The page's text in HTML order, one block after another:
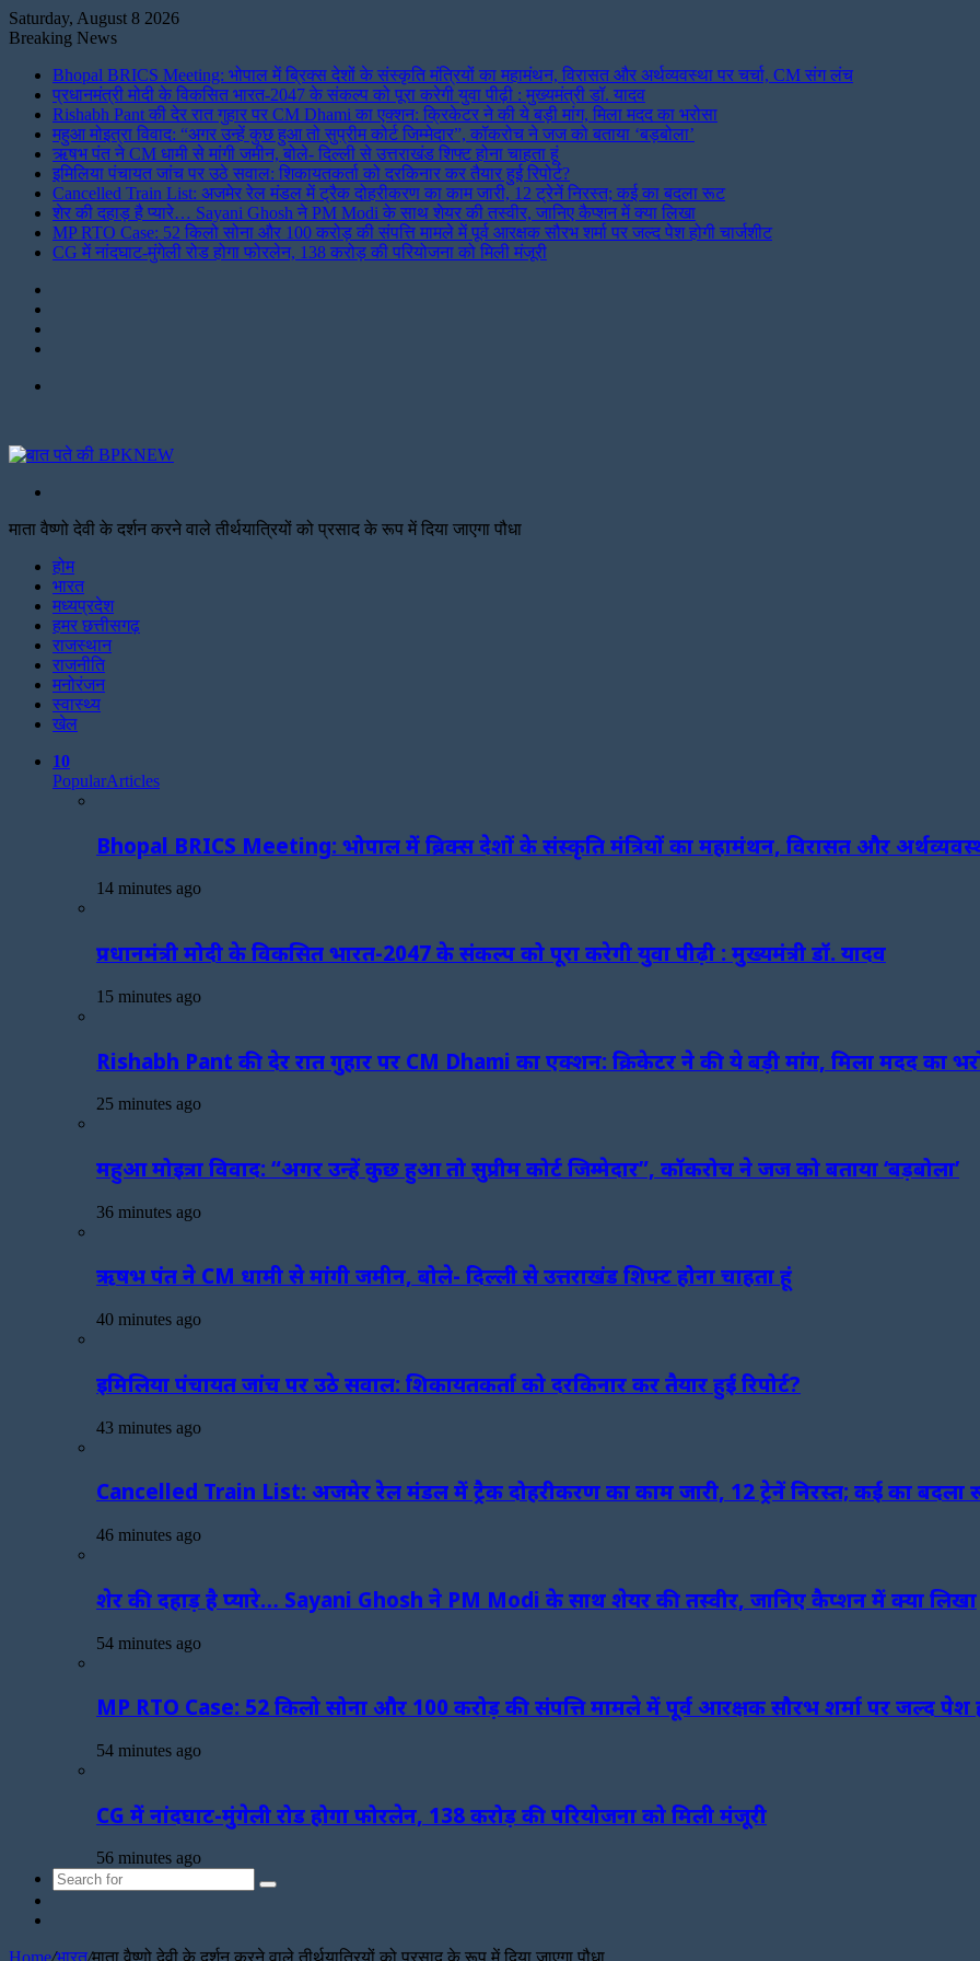
Saturday, August 8 2026
Breaking News
Bhopal BRICS Meeting: भोपाल में ब्रिक्स देशों के संस्कृति मंत्रियों का महामंथन, विरासत और अर्थव्यवस्था पर चर्चा, CM संग लंच
प्रधानमंत्री मोदी के विकसित भारत-2047 के संकल्प को पूरा करेगी युवा पीढ़ी : मुख्यमंत्री डॉ. यादव
Rishabh Pant की देर रात गुहार पर CM Dhami का एक्शन: क्रिकेटर ने की ये बड़ी मांग, मिला मदद का भरोसा
महुआ मोइत्रा विवाद: “अगर उन्हें कुछ हुआ तो सुप्रीम कोर्ट जिम्मेदार”, कॉकरोच ने जज को बताया ‘बड़बोला’
ऋषभ पंत ने CM धामी से मांगी जमीन, बोले- दिल्ली से उत्तराखंड शिफ्ट होना चाहता हूं
इमिलिया पंचायत जांच पर उठे सवाल: शिकायतकर्ता को दरकिनार कर तैयार हुई रिपोर्ट?
Cancelled Train List: अजमेर रेल मंडल में ट्रैक दोहरीकरण का काम जारी, 12 ट्रेनें निरस्त; कई का बदला रूट
शेर की दहाड़ है प्यारे… Sayani Ghosh ने PM Modi के साथ शेयर की तस्वीर, जानिए कैप्शन में क्या लिखा
MP RTO Case: 52 किलो सोना और 100 करोड़ की संपत्ति मामले में पूर्व आरक्षक सौरभ शर्मा पर जल्द पेश होगी चार्जशीट
CG में नांदघाट-मुंगेली रोड होगा फोरलेन, 138 करोड़ की परियोजना को मिली मंजूरी
माता वैष्णो देवी के दर्शन करने वाले तीर्थयात्रियों को प्रसाद के रूप में दिया जाएगा पौधा
होम
भारत
मध्यप्रदेश
हमर छत्तीसगढ़
राजस्थान
राजनीति
मनोरंजन
स्वास्थ्य
खेल
10
PopularArticles
Bhopal BRICS Meeting: भोपाल में ब्रिक्स देशों के संस्कृति मंत्रियों का महामंथन, विरासत और
14 minutes ago
प्रधानमंत्री मोदी के विकसित भारत-2047 के संकल्प को पूरा करेगी युवा पीढ़ी : मुख्यमंत्री डॉ. यादव
15 minutes ago
Rishabh Pant की देर रात गुहार पर CM Dhami का एक्शन: क्रिकेटर ने की ये बड़ी मांग, मिला मदद का
25 minutes ago
महुआ मोइत्रा विवाद: “अगर उन्हें कुछ हुआ तो सुप्रीम कोर्ट जिम्मेदार”, कॉकरोच ने जज को बताया ‘बड़बोला’
36 minutes ago
ऋषभ पंत ने CM धामी से मांगी जमीन, बोले- दिल्ली से उत्तराखंड शिफ्ट होना चाहता हूं
40 minutes ago
इमिलिया पंचायत जांच पर उठे सवाल: शिकायतकर्ता को दरकिनार कर तैयार हुई रिपोर्ट?
43 minutes ago
Cancelled Train List: अजमेर रेल मंडल में ट्रैक दोहरीकरण का काम जारी, 12 ट्रेनें निरस्त; कई का बदला
46 minutes ago
शेर की दहाड़ है प्यारे… Sayani Ghosh ने PM Modi के साथ शेयर की तस्वीर, जानिए कैप्शन में क्या लिखा
54 minutes ago
MP RTO Case: 52 किलो सोना और 100 करोड़ की संपत्ति मामले में पूर्व आरक्षक सौरभ शर्मा पर जल्द पेश
54 minutes ago
CG में नांदघाट-मुंगेली रोड होगा फोरलेन, 138 करोड़ की परियोजना को मिली मंजूरी
56 minutes ago
Search